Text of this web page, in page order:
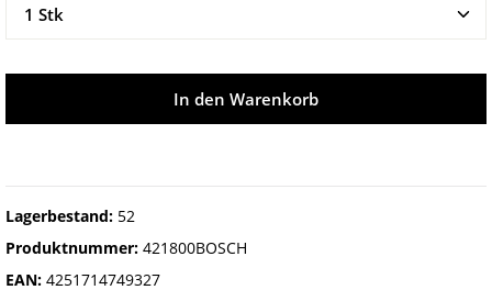
In den Warenkorb
Lagerbestand: 52
Produktnummer: 421800BOSCH
EAN: 4251714749327